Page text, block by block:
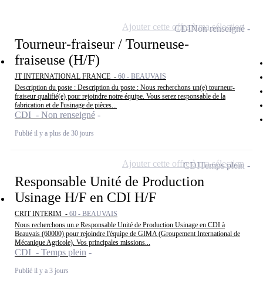
Tourneur-fraiseur / Tourneuse-
fraiseuse (H/F)
JT INTERNATIONAL FRANCE - 60 - BEAUVAIS
Description du poste : Description du poste : Nous recherchons un(e) tourneur-
fraiseur qualifié(e) pour rejoindre notre équipe. Vous serez responsable de la
fabrication et de l'usinage de pièces...
CDI - Non renseigné
Publié il y a plus de 30 jours
CDINon renseigné
Ajouter cette offre à ma sélection
Responsable Unité de Production
Usinage H/F en CDI H/F
CRIT INTERIM - 60 - BEAUVAIS
Nous recherchons un.e Responsable Unité de Production Usinage en CDI à
Beauvais (60000) pour rejoindre l'équipe de GIMA (Groupement International de
Mécanique Agricole). Vos principales missions...
CDI - Temps plein
Publié il y a 3 jours
CDITemps plein
Ajouter cette offre à ma sélection